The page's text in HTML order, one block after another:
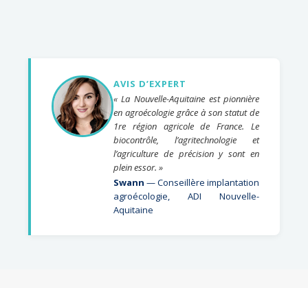
« La Nouvelle-Aquitaine est pionnière
en agroécologie grâce à son statut de
1re région agricole de France. Le
biocontrôle, l’agritechnologie et
l’agriculture de précision y sont en
plein essor. »
Swann— Conseillère implantation
agroécologie, ADI Nouvelle-
Aquitaine